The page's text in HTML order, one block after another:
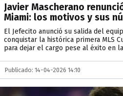
Javier Mascherano
Miami: los motivos y sus
El Jefecito anunció su salida del
conquistar la histórica primera MLS
para dejar el cargo pese al éxito en
Publicado: 14-04-2026 14:10